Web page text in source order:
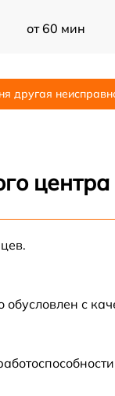
от 60 мин
другая
с